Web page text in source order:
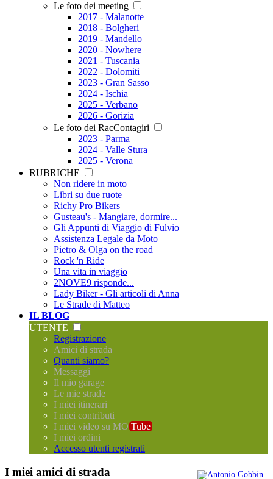
Le foto dei meeting
2017 - Malanotte
2018 - Bolgheri
2019 - Mandello
2020 - Nowhere
2021 - Tuscania
2022 - Dolomiti
2023 - Gran Sasso
2024 - Ischia
2025 - Verbano
2026 - Gorizia
Le foto dei RacContagiri
2023 - Parma
2024 - Valle Stura
2025 - Verona
RUBRICHE
Non ridere in moto
Libri su due ruote
Richy Pro Bikers
Gusteau's - Mangiare, dormire...
Gli Appunti di Viaggio di Fulvio
Assistenza Legale da Moto
Pietro & Olga on the road
Rock 'n Ride
Una vita in viaggio
2NOVE9 risponde...
Lady Biker - Gli articoli di Anna
Le Strade di Matteo
IL BLOG
UTENTE
Registrazione
Amici di strada
Quanti siamo?
Messaggi
Il mio garage
Le mie strade
I miei itinerari
I miei contributi
I miei video su MO Tube
I miei ordini
Accesso utenti registrati
I miei amici di strada